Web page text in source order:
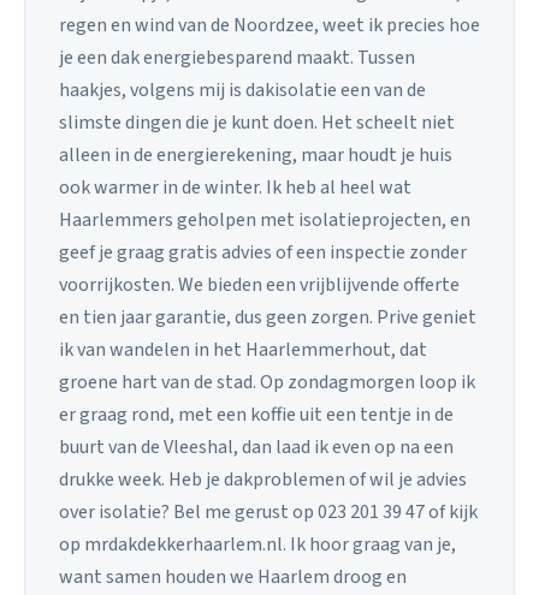
regen en wind van de Noordzee, weet ik precies hoe
je een dak energiebesparend maakt. Tussen
haakjes, volgens mij is dakisolatie een van de
slimste dingen die je kunt doen. Het scheelt niet
alleen in de energierekening, maar houdt je huis
ook warmer in de winter. Ik heb al heel wat
Haarlemmers geholpen met isolatieprojecten, en
geef je graag gratis advies of een inspectie zonder
voorrijkosten. We bieden een vrijblijvende offerte
en tien jaar garantie, dus geen zorgen. Prive geniet
ik van wandelen in het Haarlemmerhout, dat
groene hart van de stad. Op zondagmorgen loop ik
er graag rond, met een koffie uit een tentje in de
buurt van de Vleeshal, dan laad ik even op na een
drukke week. Heb je dakproblemen of wil je advies
over isolatie? Bel me gerust op 023 201 39 47 of kijk
op mrdakdekkerhaarlem.nl. Ik hoor graag van je,
want samen houden we Haarlem droog en